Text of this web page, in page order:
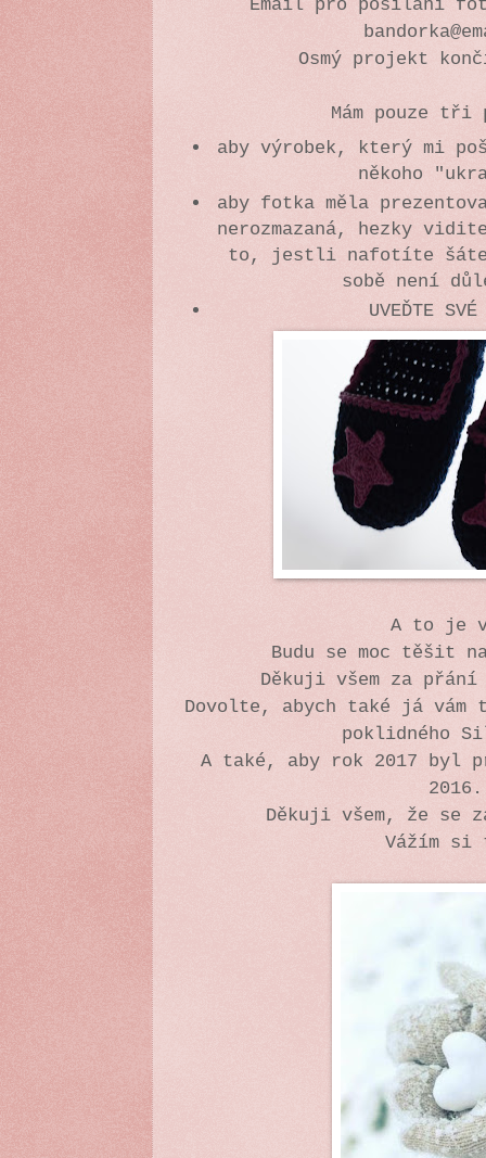
Email pro posílání
Osmý projekt
Mám pouze tři
aby výrobek, který mi
někoho
aby fotka měla
nerozmazaná, hezky
to, jestli nafotíte
sobě není
UVEĎTE SVÉ
A to je
Budu se moc těšit
Děkuji všem za přání
Dovolte, abych také já vám
poklidného
A také, aby rok 2017 byl
2016.
Děkuji všem, že se
Vážím si